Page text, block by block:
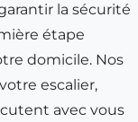
la sécurité
étape
domicile. Nos
escalier,
avec vous